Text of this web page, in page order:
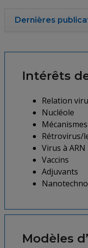
Dernières
Intérêts
Relation
Nucléole
Rétrovirus/
Virus à ARN
Vaccins
Adjuvants
Modèles